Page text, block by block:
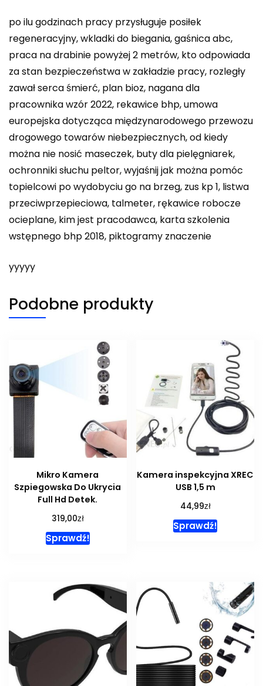
po ilu godzinach pracy przysługuje posiłek
regeneracyjny, wkladki do biegania, gaśnica abc,
praca na drabinie powyżej 2 metrów, kto odpowiada
za stan bezpieczeństwa w zakładzie pracy, rozległy
zawał serca śmierć, plan bioz, nagana dla
pracownika wzór 2022, rekawice bhp, umowa
europejska dotycząca międzynarodowego przewozu
drogowego towarów niebezpiecznych, od kiedy
można nie nosić maseczek, buty dla pielęgniarek,
ochronniki słuchu peltor, wyjaśnij jak można pomóc
topielcowi po wydobyciu go na brzeg, zus kp 1, listwa
przeciwprzepieciowa, talmeter, rękawice robocze
ocieplane, kim jest pracodawca, karta szkolenia
wstępnego bhp 2018, piktogramy znaczenie
yyyyy
Podobne produkty
Mikro Kamera
Szpiegowska Do Ukrycia
Full Hd Detek.
319,00zł
Sprawdź!
Kamera inspekcyjna XREC
USB 1,5 m
44,99zł
Sprawdź!